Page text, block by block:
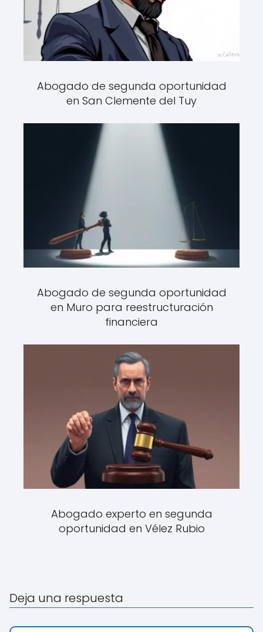
Abogado de segunda oportunidad
en San Clemente del Tuy
Abogado de segunda oportunidad
en Muro para reestructuración
financiera
Abogado experto en segunda
oportunidad en Vélez Rubio
Deja una respuesta